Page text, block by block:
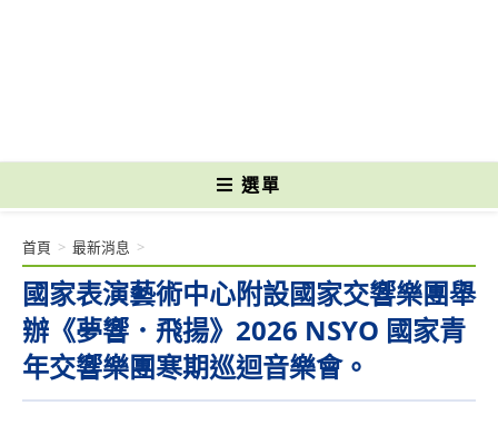
選單
國家表演藝術中心附設國家交響樂團舉
辦《夢響．飛揚》2026 NSYO 國家青
年交響樂團寒期巡迴音樂會。
首頁 > 最新消息 >